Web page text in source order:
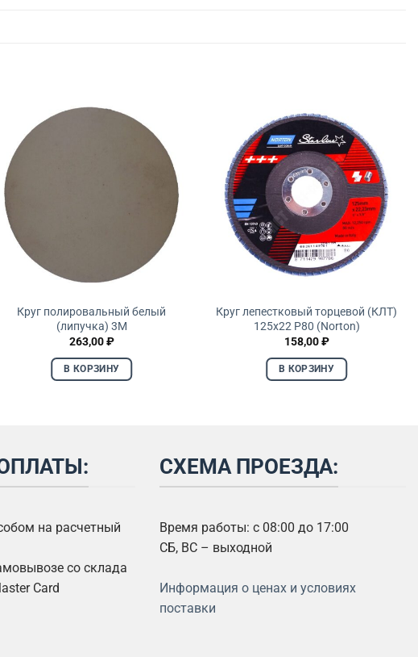
Круг полировальный белый
(липучка) 3М
263,00₽
В КОРЗИНУ
Круг лепестковый торцевой (КЛТ)
125х22 P80 (Norton)
158,00₽
В КОРЗИНУ
на расчетный
со склада
Card
СХЕМА ПРОЕЗДА:
Время работы: с 08:00 до 17:00
СБ, ВС – выходной
Информация о ценах и условиях
поставки